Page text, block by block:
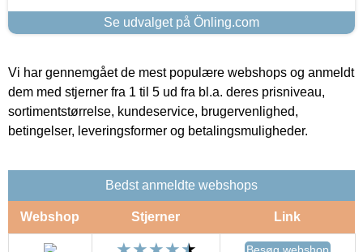
Se udvalget på Önling.com
Vi har gennemgået de mest populære webshops og anmeldt
dem med stjerner fra 1 til 5 ud fra bl.a. deres prisniveau,
sortimentstørrelse, kundeservice, brugervenlighed,
betingelser, leveringsformer og betalingsmuligheder.
Bedst anmeldte webshops
Webshop Stjerner Link